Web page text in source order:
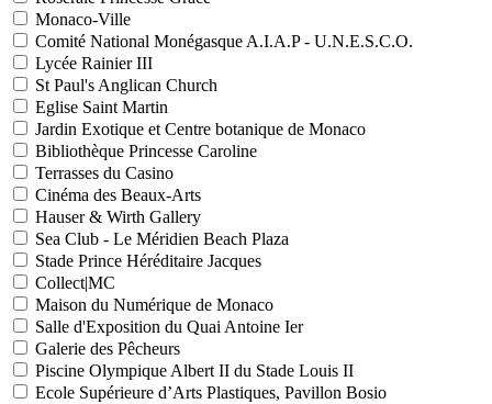
Monaco-Ville
Comité National Monégasque A.I.A.P - U.N.E.S.C.O.
Lycée Rainier III
St Paul's Anglican Church
Eglise Saint Martin
Jardin Exotique et Centre botanique de Monaco
Bibliothèque Princesse Caroline
Terrasses du Casino
Cinéma des Beaux-Arts
Hauser & Wirth Gallery
Sea Club - Le Méridien Beach Plaza
Stade Prince Héréditaire Jacques
Collect|MC
Maison du Numérique de Monaco
Salle d'Exposition du Quai Antoine Ier
Galerie des Pêcheurs
Piscine Olympique Albert II du Stade Louis II
Ecole Supérieure d’Arts Plastiques, Pavillon Bosio